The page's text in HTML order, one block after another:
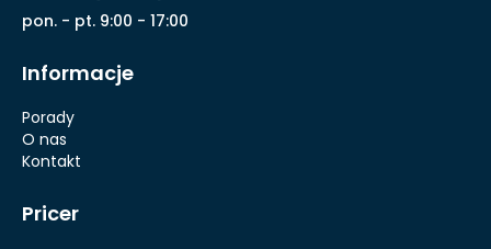
pon. - pt. 9:00 - 17:00
Informacje
Porady
O nas
Kontakt
Pricer